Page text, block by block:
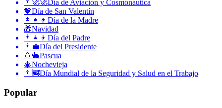
👨‍🚀🚀 Día de Aviación y Cosmonáutica
💖Día de San Valentín
👩‍👧‍👦 Día de la Madre
🎁Navidad
👨‍👧‍👦 Día del Padre
👨‍💼Día del Presidente
🥚🐇Pascua
🎄Nochevieja
👨‍🚒Día Mundial de la Seguridad y Salud en el Trabajo
Popular